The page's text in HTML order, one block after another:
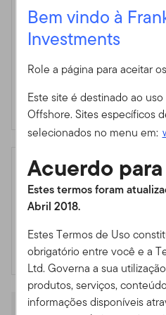
Entrar
ID do usuário
Senha
É a primeira vez no nosso
Para obter acesso, entre em
mas tem uma conta no
conosco através do
Cliente para mais
Serviço de Atendimento
Comissões4
Comissão Máxima de
Em 30/06/2026
Custos Correntes
Em 30/06/2026
Identificadores
ISIN
Código Bloomberg
Código CEDOL
Código CUSIP
Bem vindo à
Investments
Role a página para aceitar
Este site é destinado ao
Offshore. Sites específicos
selecionados no menu em:
Acuerdo
Estes termos foram
Abril 2018.
Estes Termos de Uso
obrigatório entre você e a
Ltd. Governa a sua
produtos, serviços,
informações disponíveis